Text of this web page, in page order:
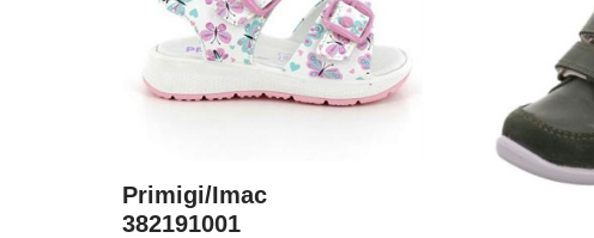
Primigi/Imac
382191001